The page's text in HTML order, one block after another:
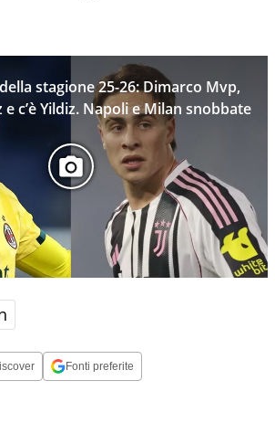
stagione 25-26: Dimarco Mvp,
c’è Yildiz. Napoli e Milan snobbate
Fonti preferite